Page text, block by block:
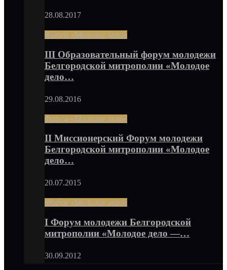
28.08.2017
Форум «Молодое дело»
III Образовательный форум молодежи
Белгородской митрополии «Молодое
дело…
29.08.2016
Форум «Молодое дело»
II Миссионерский Форум молодежи
Белгородской митрополии «Молодое
дело…
20.07.2015
Форум «Молодое дело»
I Форум молодежи Белгородской
митрополии «Молодое дело —…
30.09.2012